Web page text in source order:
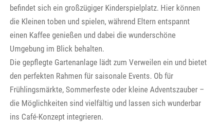
befindet sich ein großzügiger Kinderspielplatz. Hier können
die Kleinen toben und spielen, während Eltern entspannt
einen Kaffee genießen und dabei die wunderschöne
Umgebung im Blick behalten.
Die gepflegte Gartenanlage lädt zum Verweilen ein und bietet
den perfekten Rahmen für saisonale Events. Ob für
Frühlingsmärkte, Sommerfeste oder kleine Adventszauber –
die Möglichkeiten sind vielfältig und lassen sich wunderbar
ins Café-Konzept integrieren.